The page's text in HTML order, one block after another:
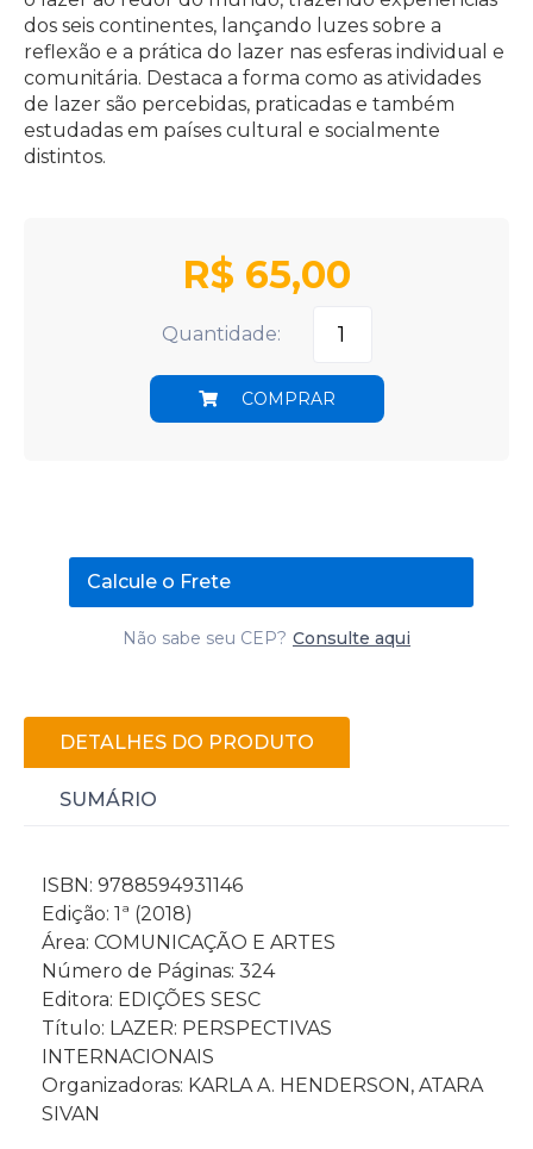
dos seis continentes, lançando luzes sobre a
reflexão e a prática do lazer nas esferas individual e
comunitária. Destaca a forma como as atividades
de lazer são percebidas, praticadas e também
estudadas em países cultural e socialmente
distintos.
R$ 65,00
Quantidade:
COMPRAR
Calcule o Frete
Não sabe seu CEP? Consulte aqui
DETALHES DO PRODUTO
SUMÁRIO
ISBN: 9788594931146
Edição: 1ª (2018)
Área: COMUNICAÇÃO E ARTES
Número de Páginas: 324
Editora: EDIÇÕES SESC
Título: LAZER: PERSPECTIVAS
INTERNACIONAIS
Organizadoras: KARLA A. HENDERSON, ATARA
SIVAN